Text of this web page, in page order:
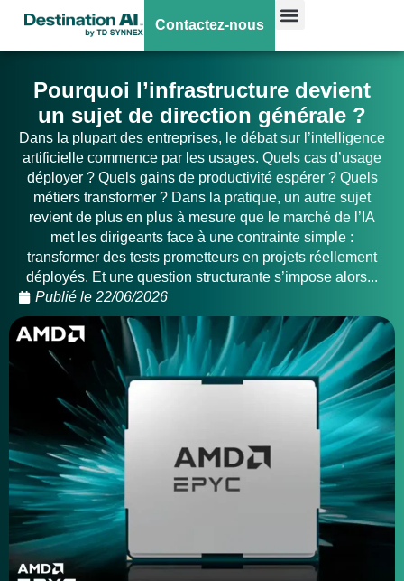
Contactez-nous
Pourquoi l’infrastructure devient
un sujet de direction générale ?
Dans la plupart des entreprises, le débat sur l’intelligence
artificielle commence par les usages. Quels cas d’usage
déployer ? Quels gains de productivité espérer ? Quels
métiers transformer ? Dans la pratique, un autre sujet
revient de plus en plus à mesure que le marché de l’IA
met les dirigeants face à une contrainte simple :
transformer des tests prometteurs en projets réellement
déployés. Et une question structurante s’impose alors...
Publié le 22/06/2026